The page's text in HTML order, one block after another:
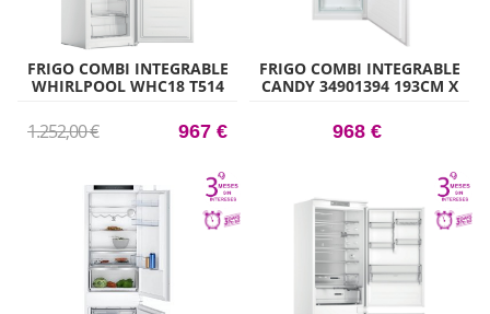
FRIGO COMBI INTEGRABLE
WHIRLPOOL WHC18 T514
1.252,00 € 967 €
FRIGO COMBI INTEGRABLE
CANDY 34901394 193CM X
968 €